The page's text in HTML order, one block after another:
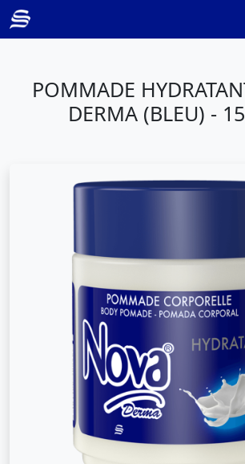
POMMADE
DERMA (BLEU) -